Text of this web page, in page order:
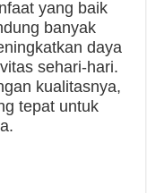
yang baik
banyak
daya
sehari-hari.
kualitasnya,
tepat untuk